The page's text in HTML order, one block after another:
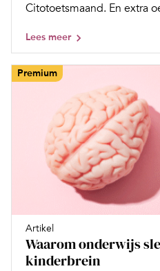
Citotoetsmaand. En extra
Lees meer
Premium
Artikel
Waarom onderwijs
kinderbrein